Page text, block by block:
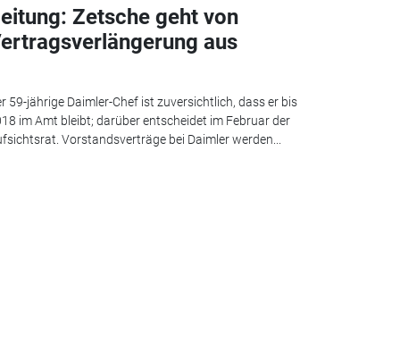
Zetsche geht von
aus
59-jährige Daimler-Chef ist zuversichtlich, dass er bis
im Amt bleibt; darüber entscheidet im Februar der
Vorstandsverträge bei Daimler werden...